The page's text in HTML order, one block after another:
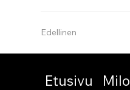
Edellinen
Etusivu